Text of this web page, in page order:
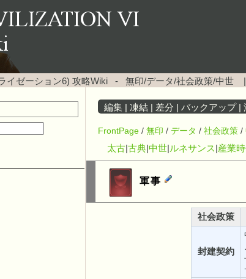
イゼーション6) 攻略Wiki - 無印/データ/社会政策/中世
編集 凍結 差分 バックアップ|
FrontPage / 無印 / データ / 社会政策 /
太古 古典 中世 ルネサンス 産業
軍事
社会政策
封建契約